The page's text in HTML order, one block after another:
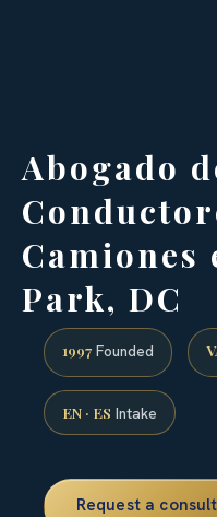
Abogado
Camiones
Park, DC
1997 Founded
EN · ES Intake
Request a